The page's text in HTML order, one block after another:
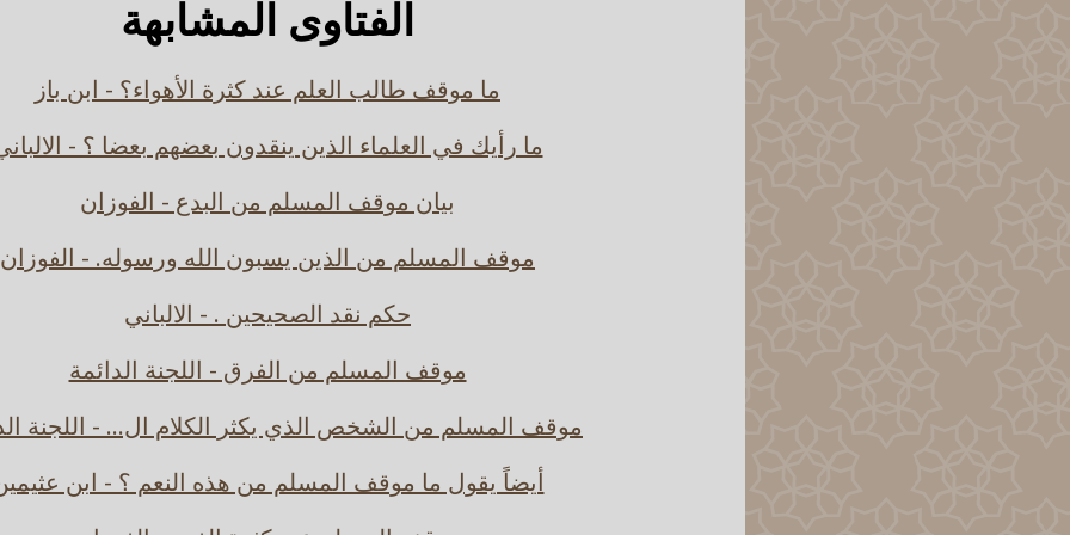
الفتاوى المشابهة
ما موقف طالب العلم عند كثرة الأهواء؟ - ابن باز
ما رأيك في العلماء الذين ينقدون بعضهم بعضا ؟ -
بيان موقف المسلم من البدع - الفوزان
موقف المسلم من الذين يسبون الله ورسوله. - الفوزان
حكم نقد الصحيحين . - الالباني
موقف المسلم من الفرق - اللجنة الدائمة
موقف المسلم من الشخص الذي يكثر الكلام ال... - اللجنة
أيضاً يقول ما موقف المسلم من هذه النعم ؟ - ابن